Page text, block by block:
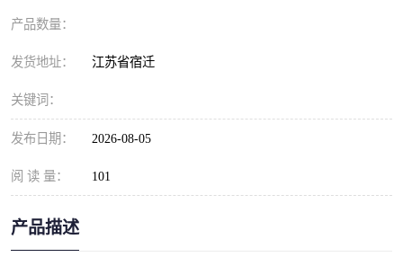
产品数量：
发货地址： 江苏省宿迁
关键词：
发布日期： 2026-08-05
阅 读 量： 101
产品描述